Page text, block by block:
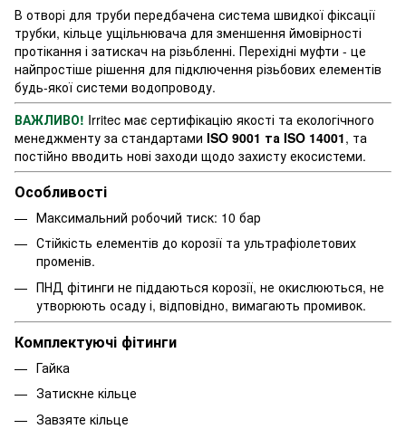
В отворі для труби передбачена система швидкої фіксації
трубки, кільце ущільнювача для зменшення ймовірності
протікання і затискач на різьбленні. Перехідні муфти - це
найпростіше рішення для підключення різьбових елементів
будь-якої системи водопроводу.
ВАЖЛИВО! Irritec має сертифікацію якості та екологічного
менеджменту за стандартами ISO 9001 та ISO 14001, та
постійно вводить нові заходи щодо захисту екосистеми.
Особливості
Максимальний робочий тиск: 10 бар
Стійкість елементів до корозії та ультрафіолетових
променів.
ПНД фітинги не піддаються корозії, не окислюються, не
утворюють осаду і, відповідно, вимагають промивок.
Комплектуючі фітинги
Гайка
Затискне кільце
Завзяте кільце